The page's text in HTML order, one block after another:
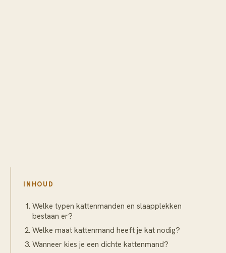
INHOUD
Welke typen kattenmanden en slaapplekken
bestaan er?
Welke maat kattenmand heeft je kat nodig?
Wanneer kies je een dichte kattenmand?